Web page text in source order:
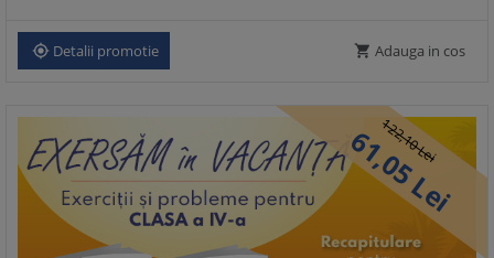
 Detalii promotie  Adauga in cos
122,10Lei
61,05Lei